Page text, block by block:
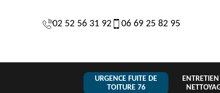
02 52 56 31 92 06 69 25 82 95
URGENCE FUITE DE
TOITURE 76